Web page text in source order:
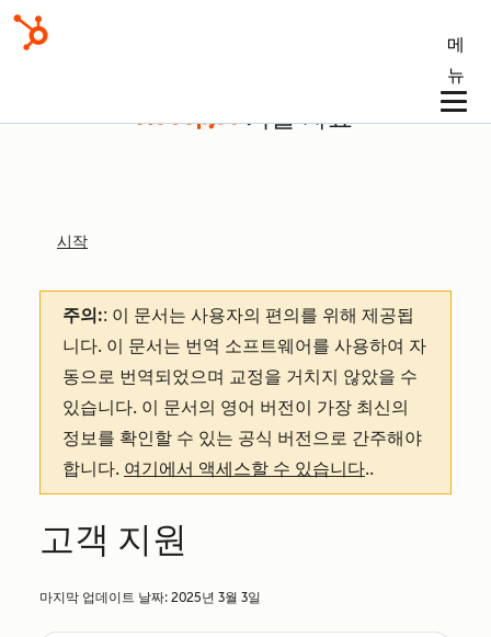
메
뉴
기술 자료
시작
주의:: 이 문서는 사용자의 편의를 위해 제공됩
니다. 이 문서는 번역 소프트웨어를 사용하여 자
동으로 번역되었으며 교정을 거치지 않았을 수
있습니다. 이 문서의 영어 버전이 가장 최신의
정보를 확인할 수 있는 공식 버전으로 간주해야
합니다. 여기에서 액세스할 수 있습니다..
고객 지원
마지막 업데이트 날짜: 2025년 3월 3일